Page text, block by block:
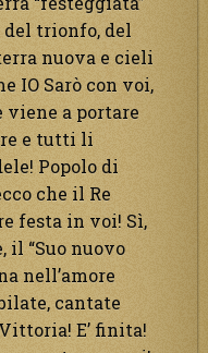
del trionfo, del
nuova e cieli
IO Sarò con voi,
viene a portare
e tutti li
Popolo di
che il Re
festa in voi! Sì,
il “Suo nuovo
nell’amore
cantate
E’ finita!